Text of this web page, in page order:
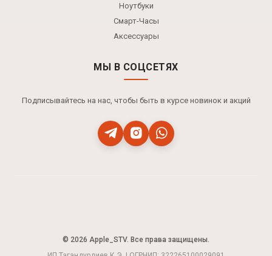
Ноутбуки
Смарт-Часы
Аксессуары
МЫ В СОЦСЕТЯХ
Подписывайтесь на нас, чтобы быть в курсе новинок и акций
© 2026 Apple_STV. Все права защищены.